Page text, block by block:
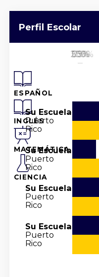
Perfil Escolar
ESPAÑOL
INGLÉS
MATEMÁTICA
CIENCIA
Su Escuela
Puerto
Rico
Su Escuela
Puerto
Rico
Su Escuela
Puerto
Rico
Su Escuela
Puerto
Rico
0%
25%
50%
75%
100%